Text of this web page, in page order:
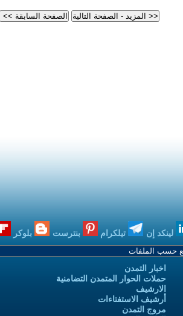
لينكد إن تيلكرام بنترست بلوكر
اخبار التمدن
حملات الحوار المتمدن التضامنية
الارشيف
أرشيف الاستفتاءات
مروج التمدن